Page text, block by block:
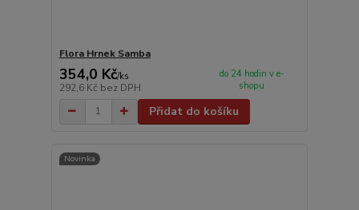
Flora Hrnek Samba
354,0 Kč/ks
292,6 Kč bez DPH
do 24 hodin v e-
shopu
Přidat do košíku
Novinka